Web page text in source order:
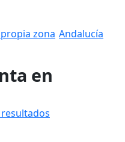
zona Andalucía
en